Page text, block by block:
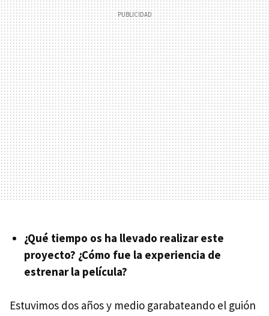
¿Qué tiempo os ha llevado realizar este
proyecto? ¿Cómo fue la experiencia de
estrenar la película?
Estuvimos dos años y medio garabateando el guión